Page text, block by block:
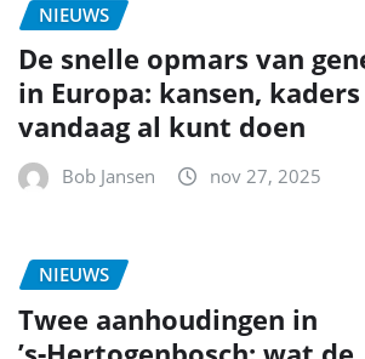
NIEUWS
De snelle opmars van
in Europa: kansen,
vandaag al kunt doen
Bob Jansen nov 27, 2025
NIEUWS
Twee aanhoudingen in